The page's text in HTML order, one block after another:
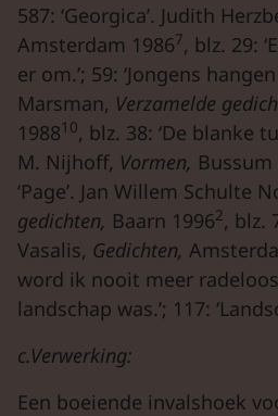
587: ‘Georgica’. Judith
Amsterdam 19867, blz. 29:
er om.’; 59: ‘Jongens
Marsman, Verzamelde
198810, blz. 38: ‘De blanke
M. Nijhoff, Vormen, Bussum
‘Page’. Jan Willem Schulte
gedichten, Baarn 19962, blz.
Vasalis, Gedichten,
word ik nooit meer
landschap was.’; 117:
c.Verwerking:
Een boeiende invalshoek